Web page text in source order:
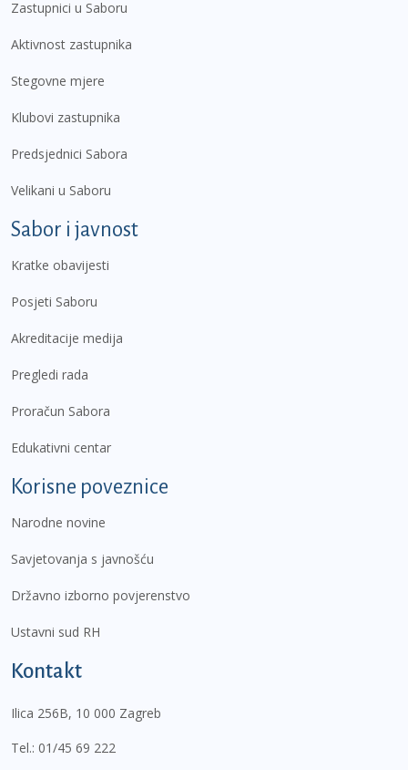
Zastupnici u Saboru
Aktivnost zastupnika
Stegovne mjere
Klubovi zastupnika
Predsjednici Sabora
Velikani u Saboru
Sabor i javnost
Kratke obavijesti
Posjeti Saboru
Akreditacije medija
Pregledi rada
Proračun Sabora
Edukativni centar
Korisne poveznice
Narodne novine
Savjetovanja s javnošću
Državno izborno povjerenstvo
Ustavni sud RH
Kontakt
Ilica 256B, 10 000 Zagreb
Tel.: 01/45 69 222